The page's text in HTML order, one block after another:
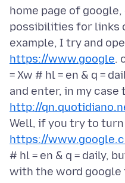
home page of
possibilities for links
example, I try and
https://www.google.
= Xw # hl = en & q =
and enter, in my case
http://
Well, if you try to
https://
# hl = en & q = daily,
with the word